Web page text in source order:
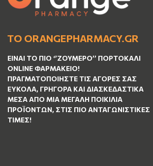
ΤΟ ORANGEPHARMACY.GR
ΕΊΝΑΙ ΤO ΠΙΟ ‘’ΖΟΥΜΕΡΌ’’ ΠΟΡΤΟΚΑΛΊ
ΟNLINE ΦΑΡΜΑΚΕΊΟ!
ΠΡΑΓΜΑΤΟΠΟΙΉΣΤΕ ΤΙΣ ΑΓΟΡΈΣ ΣΑΣ
ΕΎΚΟΛΑ, ΓΡΉΓΟΡΑ ΚΑΙ ΔΙΑΣΚΕΔΑΣΤΙΚΆ
ΜΈΣΑ ΑΠΌ ΜΙΑ ΜΕΓΆΛΗ ΠΟΙΚΙΛΊΑ
ΠΡΟΪΌΝΤΩΝ, ΣΤΙΣ ΠΙΟ ΑΝΤΑΓΩΝΙΣΤΙΚΈΣ
ΤΙΜΈΣ!